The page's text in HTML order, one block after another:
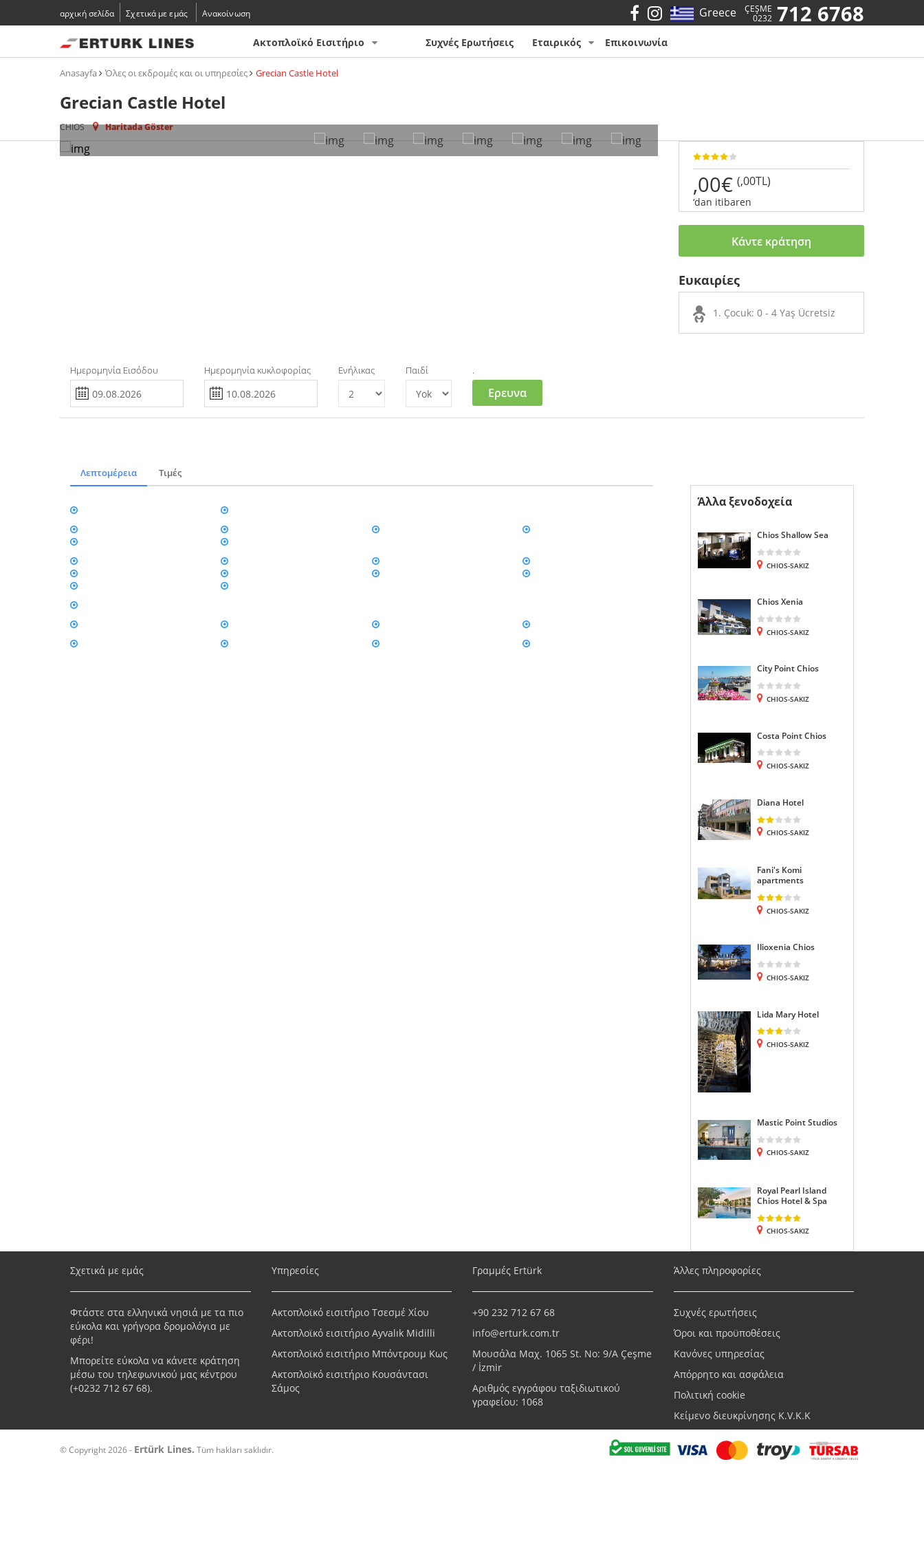
αρχική σελίδα Σχετικά με εμάς Ανακοίνωση
ÇEŞME
0232 712 6768
Greece
Ακτοπλοϊκό Εισιτήριο Συχνές Ερωτήσεις Εταιρικός Επικοινωνία
Anasayfa Όλες οι εκδρομές και οι υπηρεσίες Grecian Castle Hotel
Grecian Castle Hotel
CHIOS Haritada Göster
,00€ (,00TL)
‘dan itibaren
Κάντε κράτηση
Ευκαιρίες
1. Çocuk: 0 - 4 Yaş Ücretsiz
Ημερομηνία Εισόδου Ημερομηνία κυκλοφορίας Ενήλικας Παιδί .
Ερευνα
Λεπτομέρεια Τιμές
Άλλα ξενοδοχεία
Chios Shallow Sea
CHIOS-SAKIZ
Chios Xenia
CHIOS-SAKIZ
City Point Chios
CHIOS-SAKIZ
Costa Point Chios
CHIOS-SAKIZ
Diana Hotel
CHIOS-SAKIZ
Fani's Komi
apartments
CHIOS-SAKIZ
Ilioxenia Chios
CHIOS-SAKIZ
Lida Mary Hotel
CHIOS-SAKIZ
Mastic Point Studios
CHIOS-SAKIZ
Royal Pearl Island
Chios Hotel & Spa
CHIOS-SAKIZ
Σχετικά με εμάς
Φτάστε στα ελληνικά νησιά με τα πιο
εύκολα και γρήγορα δρομολόγια με
φέρι!
Μπορείτε εύκολα να κάνετε κράτηση
μέσω του τηλεφωνικού μας κέντρου
(+0232 712 67 68).
Υπηρεσίες
Ακτοπλοϊκό εισιτήριο Τσεσμέ Χίου
Ακτοπλοϊκό εισιτήριο Ayvalık Midilli
Ακτοπλοϊκό εισιτήριο Μπόντρουμ Κως
Ακτοπλοϊκό εισιτήριο Κουσάντασι
Σάμος
Γραμμές Ertürk
+90 232 712 67 68
info@erturk.com.tr
Μουσάλα Μαχ. 1065 St. No: 9/A Çeşme
/ İzmir
Αριθμός εγγράφου ταξιδιωτικού
γραφείου: 1068
Άλλες πληροφορίες
Συχνές ερωτήσεις
Όροι και προϋποθέσεις
Κανόνες υπηρεσίας
Απόρρητο και ασφάλεια
Πολιτική cookie
Κείμενο διευκρίνησης K.V.K.K
© Copyright 2026 - Ertürk Lines. Tüm hakları saklıdır.